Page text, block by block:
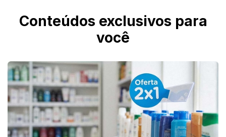
Conteúdos exclusivos para
você